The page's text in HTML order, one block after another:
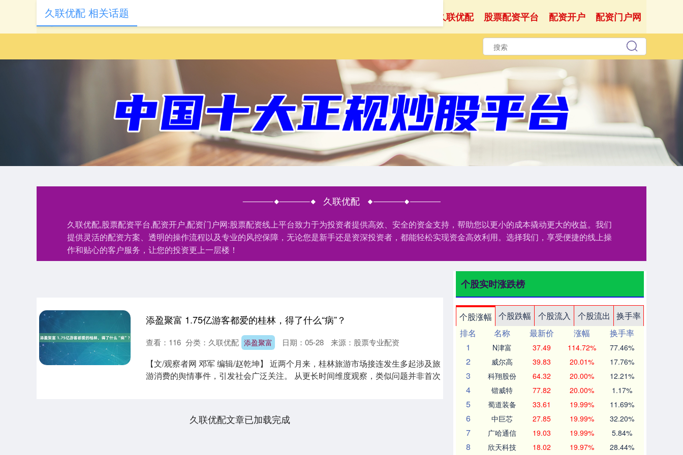
久联优配 股票配资平台 配资开户 配资门户网
久联优配
久联优配,股票配资平台,配资开户,配资门户网:股票配资线上平台致力于为投资者提供高效、安全的资金支持，帮助您以更小的成本撬动更大的收益。我们
提供灵活的配资方案、透明的操作流程以及专业的风控保障，无论您是新手还是资深投资者，都能轻松实现资金高效利用。选择我们，享受便捷的线上操
作和贴心的客户服务，让您的投资更上一层楼！
久联优配 相关话题
添盈聚富 1.75亿游客都爱的桂林，得了什么“病”？
添盈聚富 日期：05-28 来源：股票专业配资
查看： 116 分类： 久联优配
【文/观察者网 邓军 编辑/赵乾坤】 近两个月来，桂林旅游市场接连发生多起涉及旅
游消费的舆情事件，引发社会广泛关注。 从更长时间维度观察，类似问题并非首次
久联优配文章已加载完成
个股实时涨跌榜
个股涨幅 个股跌幅 个股流入 个股流出
换手率
排名
名称 最新价 涨幅
换手率
1
N津富 37.49 114.72% 77.46%
2 威尔高 39.83 20.01% 17.76%
3 科翔股份 64.32 20.00% 12.21%
4 锴威特 77.82 20.00% 1.17%
5 蜀道装备 33.61 19.99% 11.69%
6 中巨芯 27.85 19.99% 32.20%
7 广哈通信 19.03 19.99% 5.84%
8 欣天科技 18.02 19.97% 28.44%